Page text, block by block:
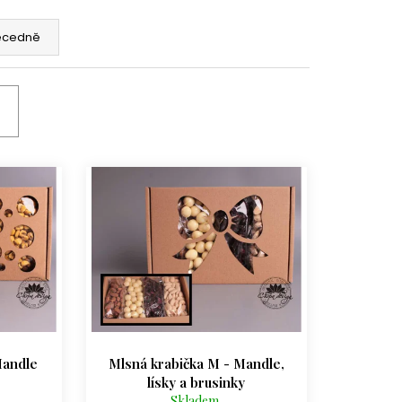
Mlsná krabička M - Mandle,
lísky a brusinky
1 KG